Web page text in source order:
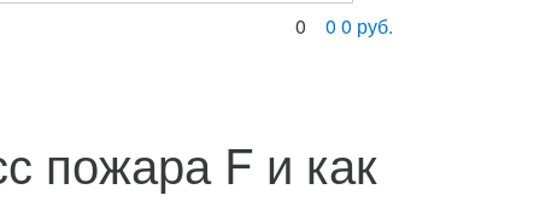
0
0 0 руб.
пожара F и как